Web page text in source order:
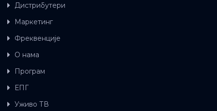
Дистрибутери
Маркетинг
Фреквенције
О нама
Програм
ЕПГ
Уживо ТВ